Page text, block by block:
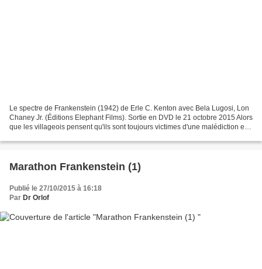
Le spectre de Frankenstein (1942) de Erle C. Kenton avec Bela Lugosi, Lon
Chaney Jr. (Éditions Elephant Films). Sortie en DVD le 21 octobre 2015 Alors
que les villageois pensent qu'ils sont toujours victimes d'une malédiction et
Marathon Frankenstein (1)
Publié le 27/10/2015 à 16:18
Par Dr Orlof